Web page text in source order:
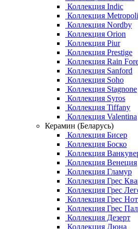
Коллекция Indic
Коллекция
Коллекция Nordby
Коллекция Orion
Коллекция Piur
Коллекция Prestige
Коллекция Rain
Коллекция Sanford
Коллекция Soho
Коллекция Stagnone
Коллекция Syros
Коллекция Tiffany
Коллекция Valentina
Керамин (Беларусь)
Коллекция Бисер
Коллекция Боско
Коллекция
Коллекция Венеция
Коллекция Гламур
Коллекция Грес
Коллекция Грес
Коллекция Грес
Коллекция Грес
Коллекция Дезерт
Коллекция Дюна